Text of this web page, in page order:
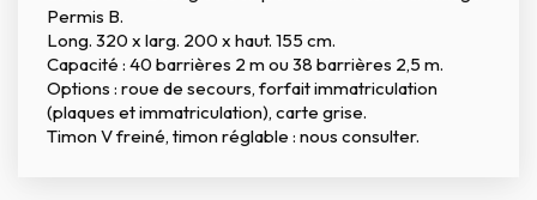
Permis B.
Long. 320 x larg. 200 x haut. 155 cm.
Capacité : 40 barrières 2 m ou 38 barrières 2,5 m.
Options : roue de secours, forfait immatriculation
(plaques et immatriculation), carte grise.
Timon V freiné, timon réglable : nous consulter.